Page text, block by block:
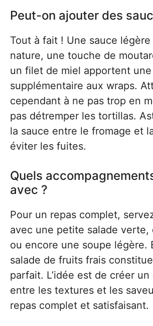
Peut-on ajouter des
Tout à fait ! Une sauce
nature, une touche de
un filet de miel apportent
supplémentaire aux wraps.
cependant à ne pas trop en
pas détremper les tortillas.
la sauce entre le fromage et
éviter les fuites.
Quels
avec ?
Pour un repas complet,
avec une petite salade verte,
ou encore une soupe légère.
salade de fruits frais
parfait. L’idée est de créer
entre les textures et les
repas complet et satisfaisant.